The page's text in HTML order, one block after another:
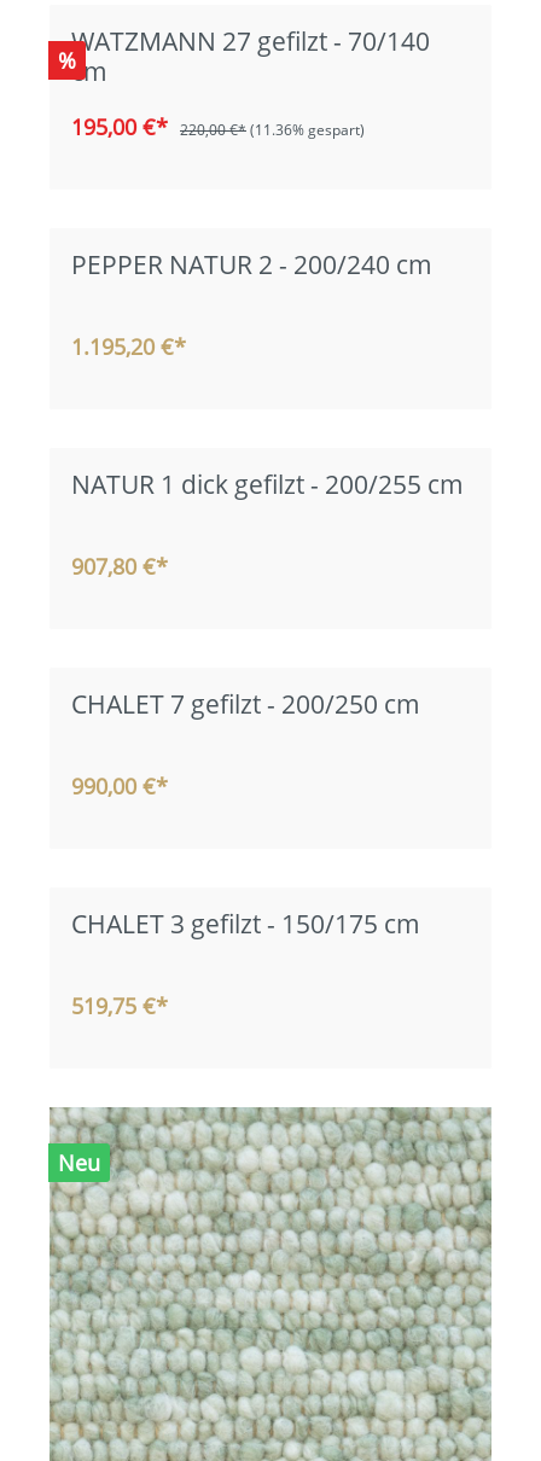
%
WATZMANN 27 gefilzt - 70/140
cm
195,00 €* 220,00 €*(11.36% gespart)
PEPPER NATUR 2 - 200/240 cm
1.195,20 €*
NATUR 1 dick gefilzt - 200/255 cm
907,80 €*
CHALET 7 gefilzt - 200/250 cm
990,00 €*
CHALET 3 gefilzt - 150/175 cm
519,75 €*
Neu